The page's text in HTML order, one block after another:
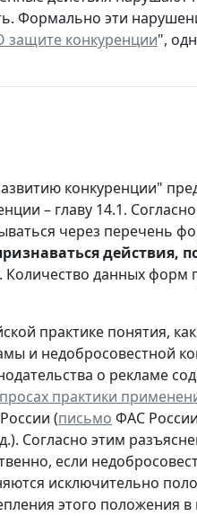
Формально эти
защите конкуренции",
конкуренции"
– главу 14.1.
через перечень
. Количество данных форм
практике понятия,
и недобросовестной
о рекламе
практики
(письмо ФАС
Согласно этим
если
исключительно
этого положения